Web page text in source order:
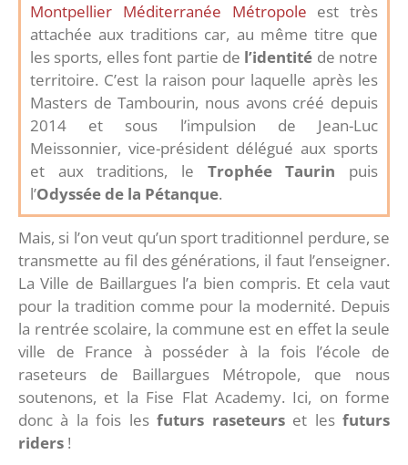
Montpellier Méditerranée Métropole est très
attachée aux traditions car, au même titre que
les sports, elles font partie de l’identité de notre
territoire. C’est la raison pour laquelle après les
Masters de Tambourin, nous avons créé depuis
2014 et sous l’impulsion de Jean-Luc
Meissonnier, vice-président délégué aux sports
et aux traditions, le Trophée Taurin puis
l’Odyssée de la Pétanque.
Mais, si l’on veut qu’un sport traditionnel perdure, se
transmette au fil des générations, il faut l’enseigner.
La Ville de Baillargues l’a bien compris. Et cela vaut
pour la tradition comme pour la modernité. Depuis
la rentrée scolaire, la commune est en effet la seule
ville de France à posséder à la fois l’école de
raseteurs de Baillargues Métropole, que nous
soutenons, et la Fise Flat Academy. Ici, on forme
donc à la fois lesfuturs raseteurset lesfuturs
riders !